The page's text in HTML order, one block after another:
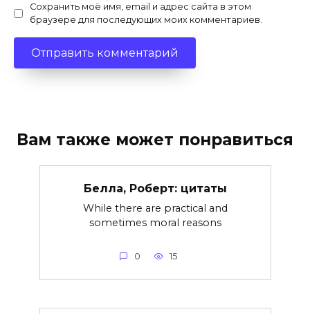
Сохранить моё имя, email и адрес сайта в этом
браузере для последующих моих комментариев.
Вам также может понравиться
Белла, Роберт: цитаты
While there are practical and
sometimes moral reasons
0 15